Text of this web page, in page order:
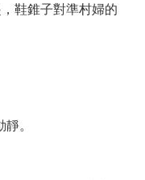
鞋錐子對準村婦的
。